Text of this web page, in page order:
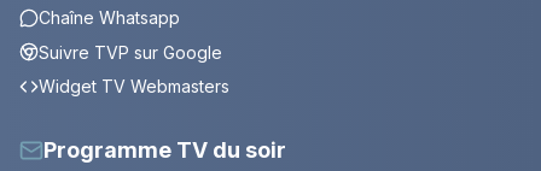
Chaîne Whatsapp
Suivre TVP sur Google
Widget TV Webmasters
Programme TV du soir